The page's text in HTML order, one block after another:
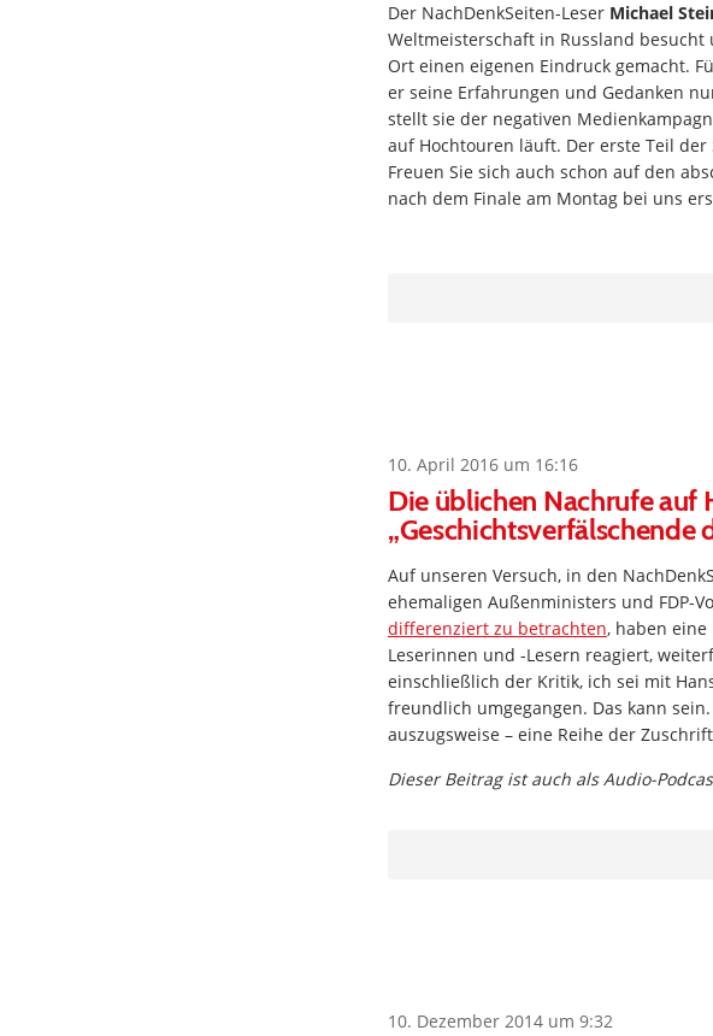
Der NachDenkSeiten-Leser Michael
Weltmeisterschaft in Russland
Ort einen eigenen Eindruck gemacht.
er seine Erfahrungen und Gedanken
stellt sie der negativen
auf Hochtouren läuft. Der erste Teil der
Freuen Sie sich auch schon auf den
nach dem Finale am Montag bei uns
10. April 2016 um 16:16
Die üblichen Nachrufe auf
„Geschichtsverfälschende
Auf unseren Versuch, in den
ehemaligen Außenministers und FDP-
differenziert zu betrachten, haben eine
Leserinnen und -Lesern reagiert,
einschließlich der Kritik, ich sei mit
freundlich umgegangen. Das kann
auszugsweise – eine Reihe der
Dieser Beitrag ist auch als Audio-
10. Dezember 2014 um 9:32